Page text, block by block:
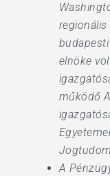
elnöke
működő
A